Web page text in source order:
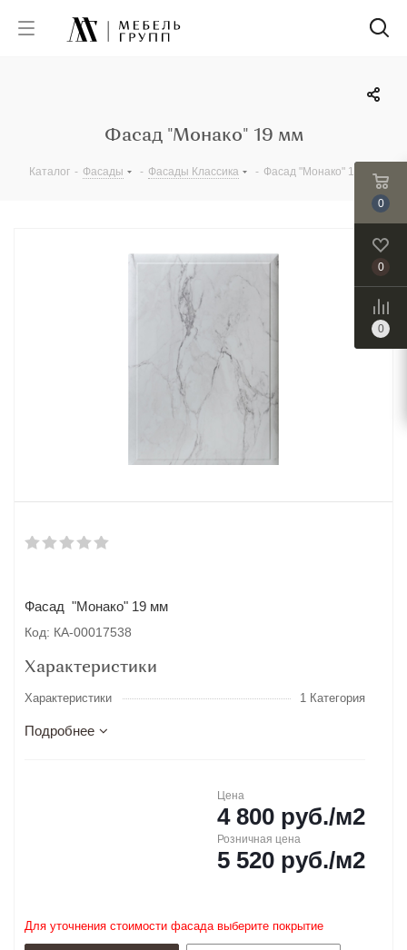
Фасад "Монако" 19 мм
Каталог - Фасады - Фасады Классика - Фасад "Монако" 19 мм
Фасад "Монако" 19 мм
Код: КА-00017538
Характеристики
Характеристики 1 Категория
Подробнее
Цена
4 800 руб./м2
Розничная цена
5 520 руб./м2
Для уточнения стоимости фасада выберите покрытие
0
0
0